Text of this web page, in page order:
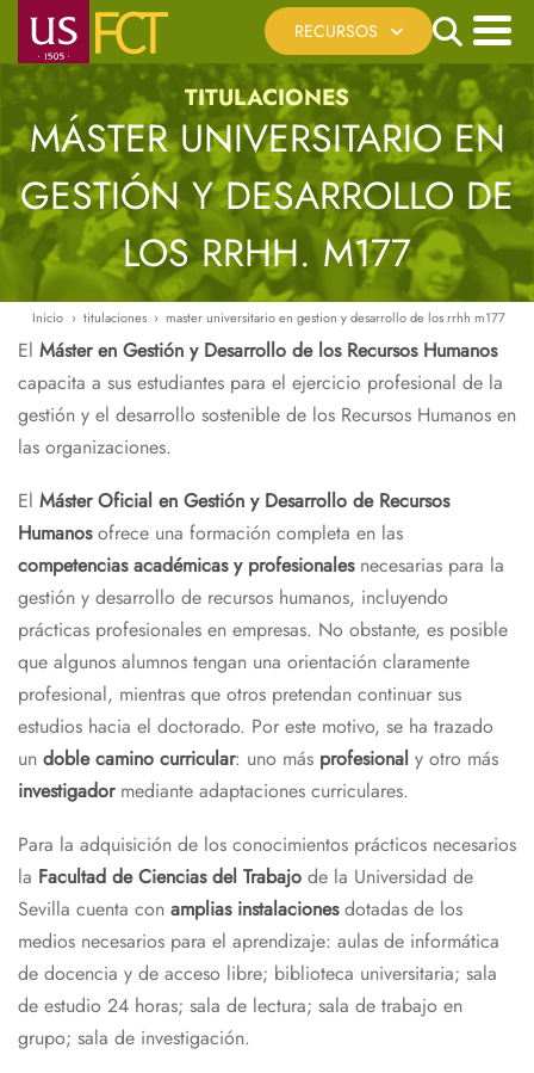
Pasar
contenido
principal
RECURSOS
Cita Previa
Registro Telemático
Sede Electrónica US
Reserva de Espacios
Recursos Virtuales
Ayúdanos a mejorar
Search
Menú
principal
TITULACIONES
MÁSTER UNIVERSITARIO EN
GESTIÓN Y DESARROLLO DE
LOS RRHH. M177
Ruta
de
navegación
Inicio titulaciones master universitario en gestion y desarrollo de los rrhh m177
El Máster en Gestión y Desarrollo de los Recursos Humanos
capacita a sus estudiantes para el ejercicio profesional de la
gestión y el desarrollo sostenible de los Recursos Humanos en
las organizaciones.
El Máster Oficial en Gestión y Desarrollo de Recursos
Humanosofrece una formación completa en las
competencias académicas y profesionalesnecesarias para la
gestión y desarrollo de recursos humanos, incluyendo
prácticas profesionales en empresas. No obstante, es posible
que algunos alumnos tengan una orientación claramente
profesional, mientras que otros pretendan continuar sus
estudios hacia el doctorado. Por este motivo, se ha trazado
un doble camino curricular: uno más profesional y otro más
investigador mediante adaptaciones curriculares.
Para la adquisición de los conocimientos prácticos necesarios
la Facultad de Ciencias del Trabajo de la Universidad de
Sevilla cuenta con amplias instalacionesdotadas de los
medios necesarios para el aprendizaje: aulas de informática
de docencia y de acceso libre; biblioteca universitaria; sala
de estudio 24 horas; sala de lectura; sala de trabajo en
grupo; sala de investigación.